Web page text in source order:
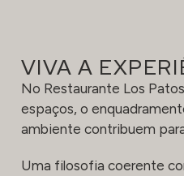
VIVA A
No Restaurante Los
espaços, o
ambiente contribuem
Uma filosofia coerente